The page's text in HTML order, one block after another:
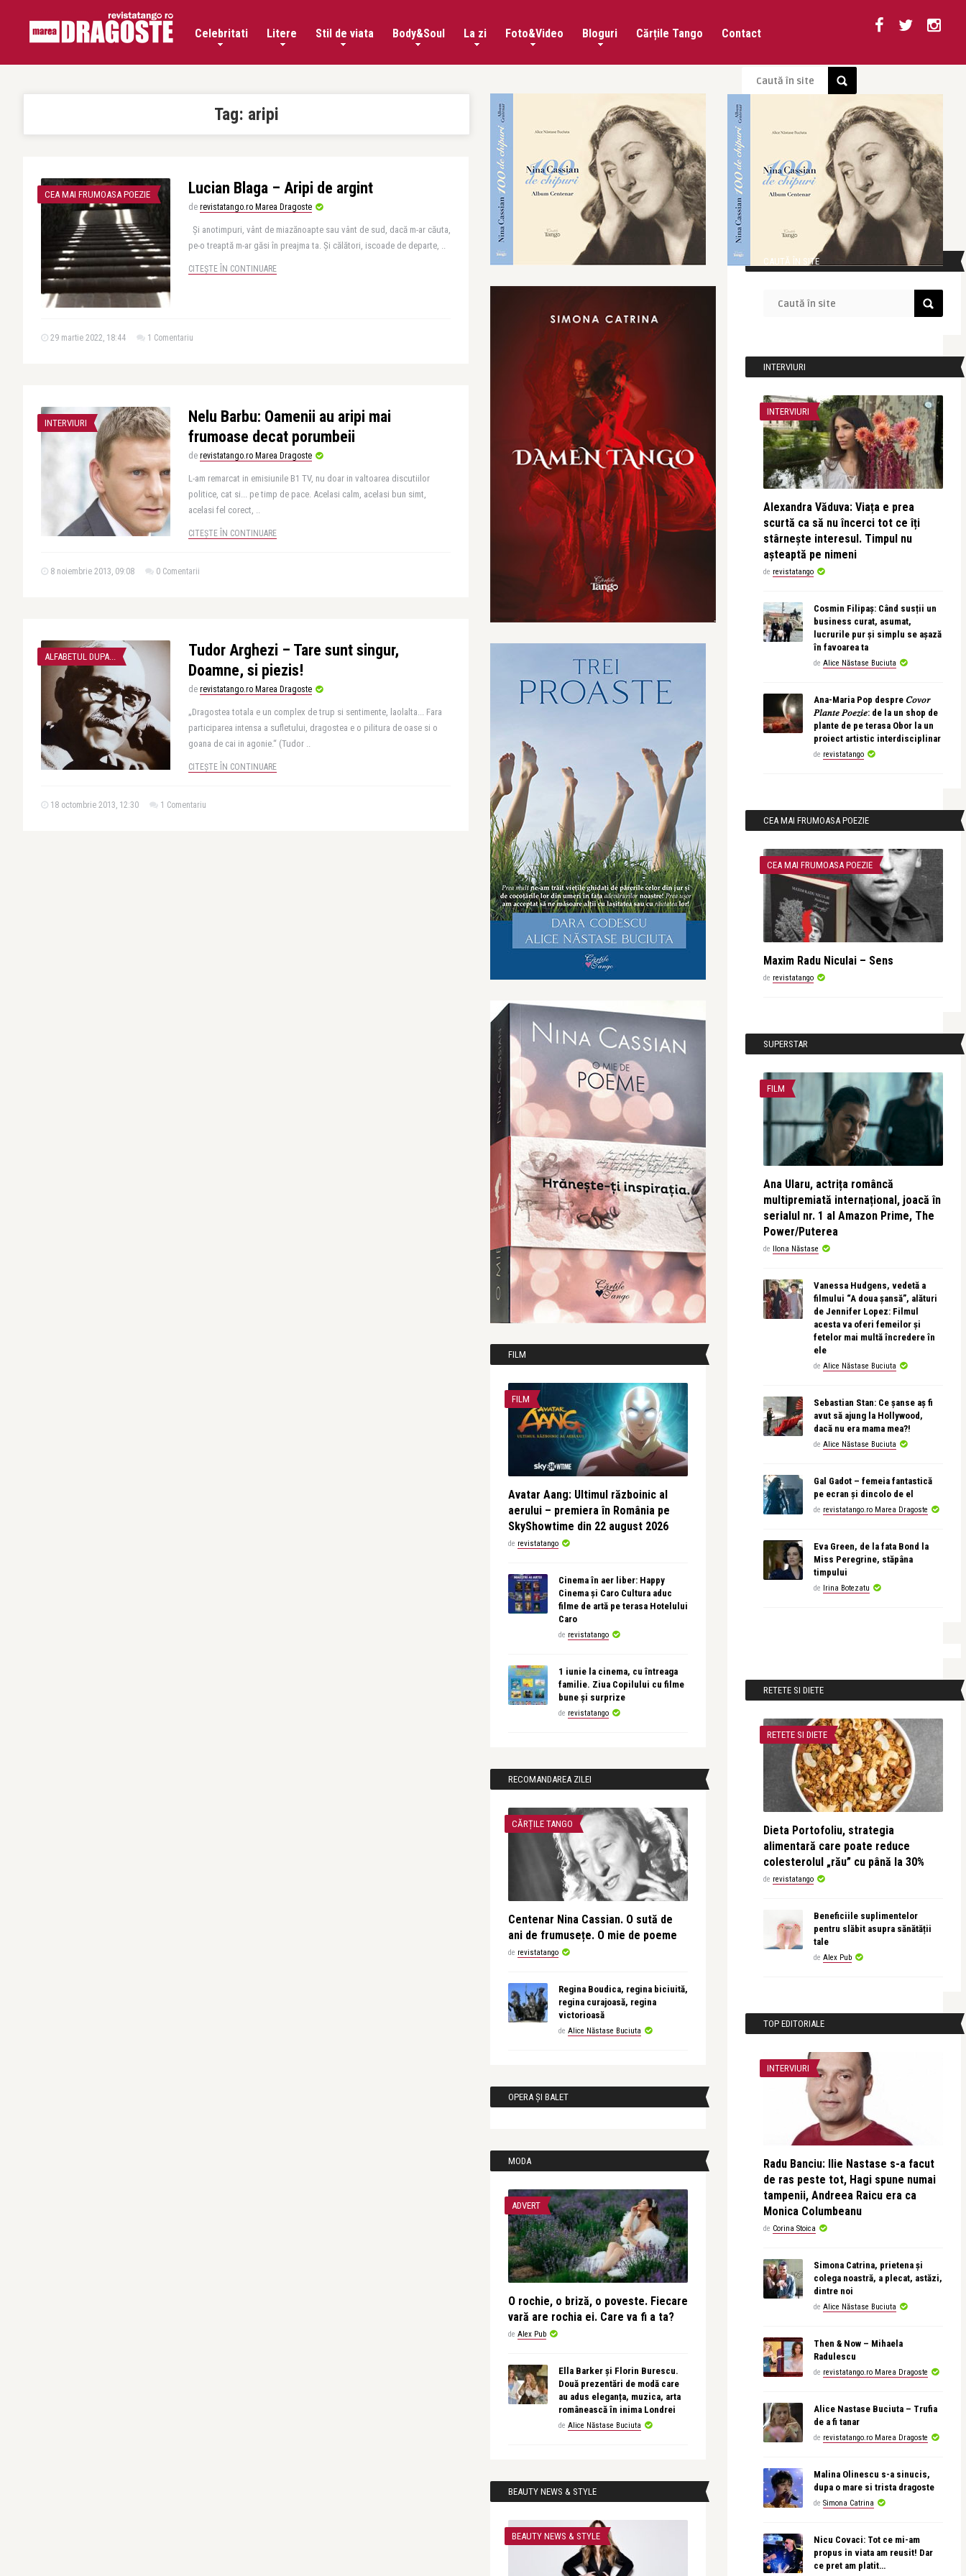
Celebritati Litere Stil de viata Body&Soul La zi Foto&Video Bloguri Cărțile Tango Contact
Tag: aripi
CEA MAI FRUMOASA POEZIE Lucian Blaga – Aripi de argint
de revistatango.ro Marea Dragoste
Și anotimpuri, vânt de miazănoapte sau vânt de sud, dacă m-ar căuta,
pe-o treaptă m-ar găsi în preajma ta. Și călători, iscoade de departe, ..
CITEȘTE ÎN CONTINUARE
29 martie 2022, 18:44 1 Comentariu
INTERVIURI
Nelu Barbu: Oamenii au aripi mai
frumoase decat porumbeii
de revistatango.ro Marea Dragoste
L-am remarcat in emisiunile B1 TV, nu doar in valtoarea discutiilor
politice, cat si... pe timp de pace. Acelasi calm, acelasi bun simt,
acelasi fel corect, ..
CITEȘTE ÎN CONTINUARE
8 noiembrie 2013, 09:08 0 Comentarii
ALFABETUL DUPA...
Tudor Arghezi – Tare sunt singur,
Doamne, si piezis!
de revistatango.ro Marea Dragoste
„Dragostea totala e un complex de trup si sentimente, laolalta... Fara
participarea intensa a sufletului, dragostea e o pilitura de oase si o
goana de cai in agonie.“ (Tudor ..
CITEȘTE ÎN CONTINUARE
18 octombrie 2013, 12:30 1 Comentariu
FILM
FILM
Avatar Aang: Ultimul războinic al
aerului – premiera în România pe
SkyShowtime din 22 august 2026
de revistatango
Cinema în aer liber: Happy
Cinema și Caro Cultura aduc
filme de artă pe terasa Hotelului
Caro
de revistatango
1 iunie la cinema, cu întreaga
familie. Ziua Copilului cu filme
bune și surprize
de revistatango
RECOMANDAREA ZILEI
CĂRȚILE TANGO
Centenar Nina Cassian. O sută de
ani de frumusețe. O mie de poeme
de revistatango
Regina Boudica, regina biciuită,
regina curajoasă, regina
victorioasă
de Alice Năstase Buciuta
OPERA ȘI BALET
MODA
ADVERT
O rochie, o briză, o poveste. Fiecare
vară are rochia ei. Care va fi a ta?
de Alex Pub
Ella Barker și Florin Burescu.
Două prezentări de modă care
au adus eleganța, muzica, arta
românească în inima Londrei
de Alice Năstase Buciuta
BEAUTY NEWS & STYLE
BEAUTY NEWS & STYLE
CAUTĂ ÎN SITE
INTERVIURI
INTERVIURI
Alexandra Văduva: Viața e prea
scurtă ca să nu încerci tot ce îți
stârnește interesul. Timpul nu
așteaptă pe nimeni
de revistatango
Cosmin Filipaș: Când susții un
business curat, asumat,
lucrurile pur și simplu se așază
în favoarea ta
de Alice Năstase Buciuta
Ana-Maria Pop despre 𝐶𝑜𝑣𝑜𝑟
𝑃𝑙𝑎𝑛𝑡𝑒 𝑃𝑜𝑒𝑧𝑖𝑒: de la un shop de
plante de pe terasa Obor la un
proiect artistic interdisciplinar
de revistatango
CEA MAI FRUMOASA POEZIE
CEA MAI FRUMOASA POEZIE
Maxim Radu Niculai – Sens
de revistatango
SUPERSTAR
FILM
Ana Ularu, actrița româncă
multipremiată internațional, joacă în
serialul nr. 1 al Amazon Prime, The
Power/Puterea
de Ilona Năstase
Vanessa Hudgens, vedetă a
filmului “A doua șansă”, alături
de Jennifer Lopez: Filmul
acesta va oferi femeilor și
fetelor mai multă încredere în
ele
de Alice Năstase Buciuta
Sebastian Stan: Ce șanse aș fi
avut să ajung la Hollywood,
dacă nu era mama mea?!
de Alice Năstase Buciuta
Gal Gadot – femeia fantastică
pe ecran și dincolo de el
de revistatango.ro Marea Dragoste
Eva Green, de la fata Bond la
Miss Peregrine, stăpâna
timpului
de Irina Botezatu
RETETE SI DIETE
RETETE SI DIETE
Dieta Portofoliu, strategia
alimentară care poate reduce
colesterolul „rău” cu până la 30%
de revistatango
Beneficiile suplimentelor
pentru slăbit asupra sănătății
tale
de Alex Pub
TOP EDITORIALE
INTERVIURI
Radu Banciu: Ilie Nastase s-a facut
de ras peste tot, Hagi spune numai
tampenii, Andreea Raicu era ca
Monica Columbeanu
de Corina Stoica
Simona Catrina, prietena și
colega noastră, a plecat, astăzi,
dintre noi
de Alice Năstase Buciuta
Then & Now – Mihaela
Radulescu
de revistatango.ro Marea Dragoste
Alice Nastase Buciuta – Trufia
de a fi tanar
de revistatango.ro Marea Dragoste
Malina Olinescu s-a sinucis,
dupa o mare si trista dragoste
de Simona Catrina
Nicu Covaci: Tot ce mi-am
propus in viata am reusit! Dar
ce pret am platit…